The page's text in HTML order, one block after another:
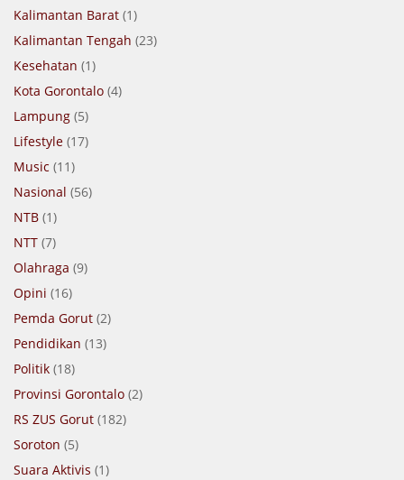
Kalimantan Barat (1)
Kalimantan Tengah (23)
Kesehatan (1)
Kota Gorontalo (4)
Lampung (5)
Lifestyle (17)
Music (11)
Nasional (56)
NTB (1)
NTT (7)
Olahraga (9)
Opini (16)
Pemda Gorut (2)
Pendidikan (13)
Politik (18)
Provinsi Gorontalo (2)
RS ZUS Gorut (182)
Soroton (5)
Suara Aktivis (1)